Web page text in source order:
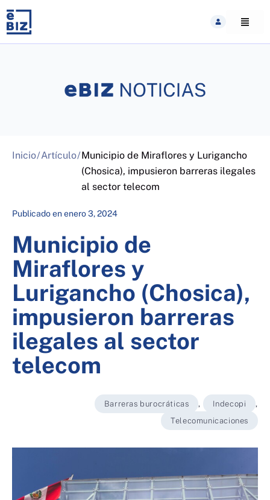
content
Inicio/Artículo/Municipio de Miraflores y Lurigancho
(Chosica), impusieron barreras ilegales
al sector telecom
Publicado enenero 3, 2024
Municipio de
Miraflores y
Lurigancho (Chosica),
impusieron barreras
ilegales al sector
telecom
Barreras burocráticas , Indecopi
,
Telecomunicaciones